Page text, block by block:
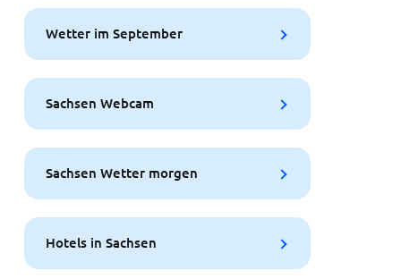
Wetter im September
Sachsen Webcam
Sachsen Wetter morgen
Hotels in Sachsen